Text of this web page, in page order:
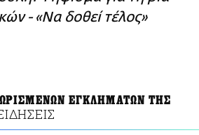
- «Να δοθεί τέλος»
ΕΓΚΛΗΜΑΤΩΝ ΤΗΣ